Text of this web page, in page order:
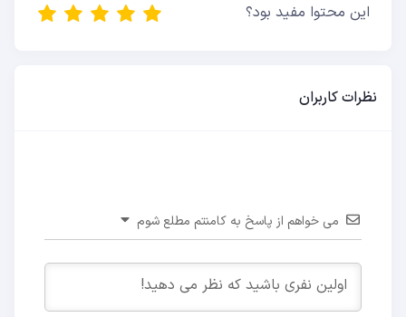
این محتوا مفید بود؟
نظرات کاربران
می خواهم از پاسخ به کامنتم مطلع شوم